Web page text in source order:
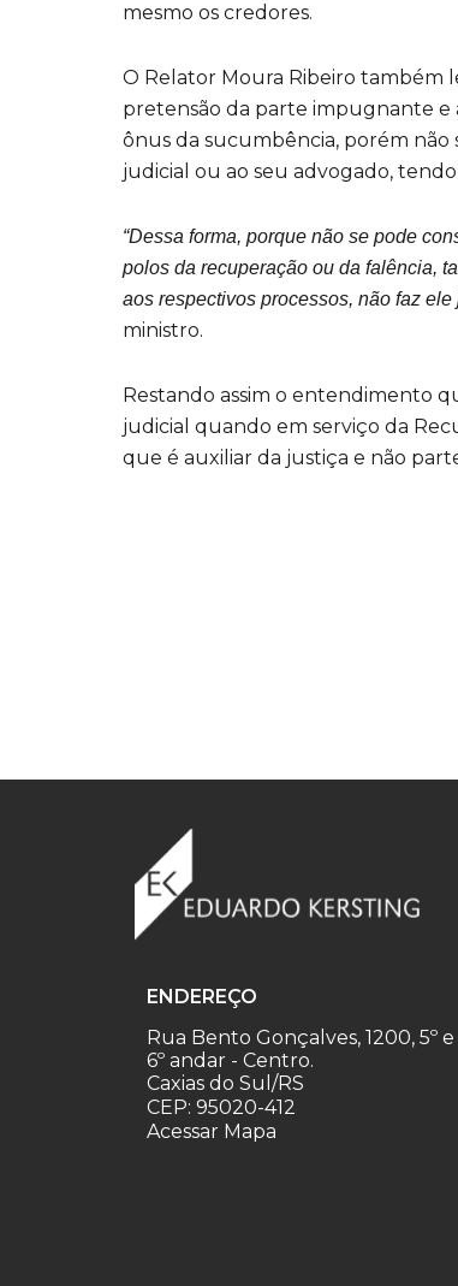
mesmo os credores.
O Relator Moura Ribeiro também
pretensão da parte impugnante e
ônus da sucumbência, porém não
judicial ou ao seu advogado,
“Dessa forma, porque não se pode
polos da recuperação ou da falência,
aos respectivos processos, não faz
ministro.
Restando assim o entendimento
judicial quando em serviço da
que é auxiliar da justiça e não
ENDEREÇO
Rua Bento Gonçalves, 1200, 5º e
6º andar - Centro.
Caxias do Sul/RS
CEP: 95020-412
Acessar Mapa